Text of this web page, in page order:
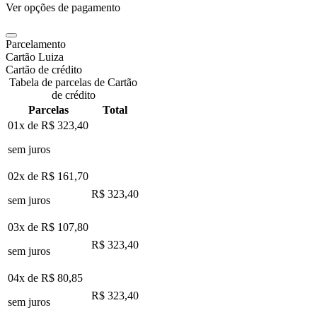
Ver opções de pagamento
Parcelamento
Cartão Luiza
Cartão de crédito
Tabela de parcelas de Cartão
de crédito
Parcelas
Total
01x de R$ 323,40
sem juros
02x de R$ 161,70
sem juros
R$ 323,40
03x de R$ 107,80
sem juros
R$ 323,40
04x de R$ 80,85
sem juros
R$ 323,40